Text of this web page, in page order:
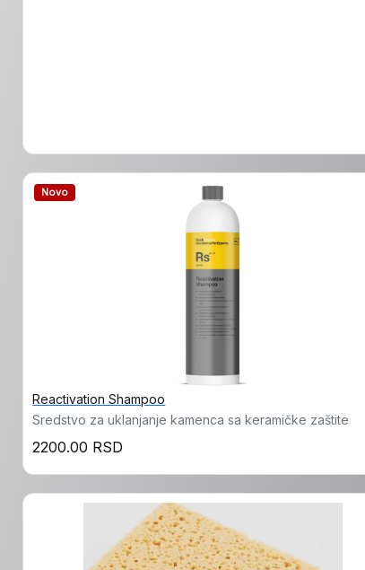
Novo
Reactivation Shampoo
Sredstvo za uklanjanje kamenca sa keramičke zaštite
2200.00 RSD